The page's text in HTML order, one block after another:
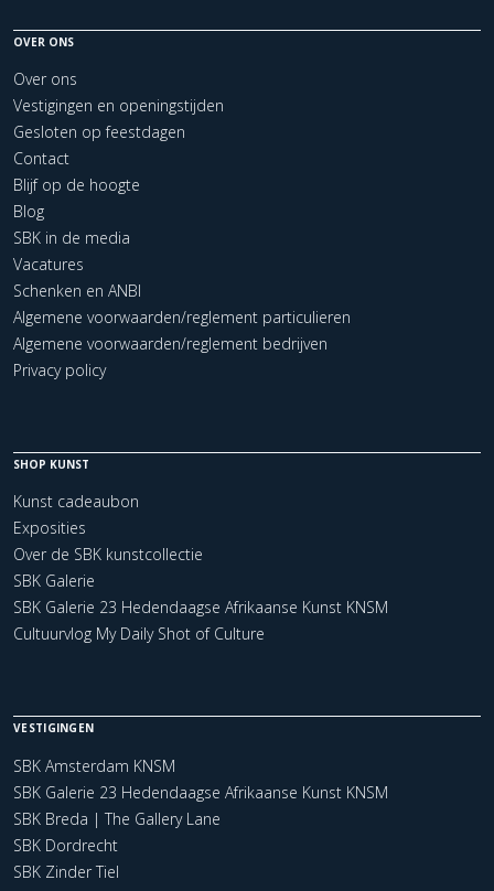
OVER ONS
Over ons
Vestigingen en openingstijden
Gesloten op feestdagen
Contact
Blijf op de hoogte
Blog
SBK in de media
Vacatures
Schenken en ANBI
Algemene voorwaarden/reglement particulieren
Algemene voorwaarden/reglement bedrijven
Privacy policy
SHOP KUNST
Kunst cadeaubon
Exposities
Over de SBK kunstcollectie
SBK Galerie
SBK Galerie 23 Hedendaagse Afrikaanse Kunst KNSM
Cultuurvlog My Daily Shot of Culture
VESTIGINGEN
SBK Amsterdam KNSM
SBK Galerie 23 Hedendaagse Afrikaanse Kunst KNSM
SBK Breda | The Gallery Lane
SBK Dordrecht
SBK Zinder Tiel